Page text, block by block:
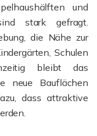
und
stark gefragt.
die Nähe zur
Schulen
bleibt das
neue Bauflächen
dass attraktive